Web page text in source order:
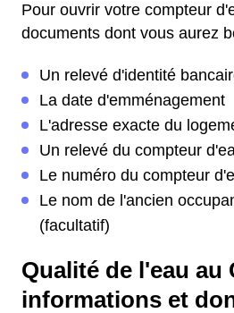
Pour ouvrir votre compteur
documents dont vous aurez
Un relevé d'identité
La date d'emménagement
L'adresse exacte du
Un relevé du compteur
Le numéro du compteur
Le nom de l'ancien
(facultatif)
Qualité de l'eau au
informations et